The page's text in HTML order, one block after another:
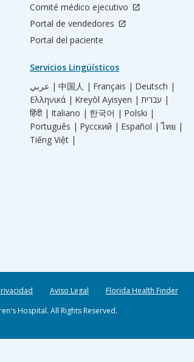
Comité médico ejecutivo
Portal de vendedores
Portal del paciente
Servicios Lingüísticos
عربي | 中国人 | Français | Deutsch |
Ελληνικά | Kreyòl Ayisyen |
עברית |
हिंदी | Italiano | 한국어 | Polski |
Português | Русский | Español | ไทย |
Tiếng Việt |
Aviso Legal Florida Health Finder
Hospital. All Rights Reserved.